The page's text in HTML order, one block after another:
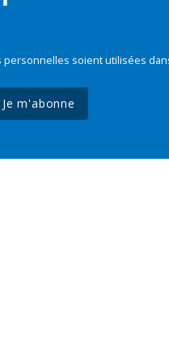
soient utilisées
Je m'abonne